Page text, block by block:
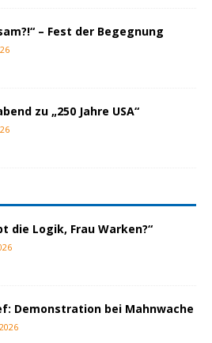
– Fest der Begegnung
zu „250 Jahre USA“
die Logik, Frau Warken?“
Demonstration bei Mahnwache